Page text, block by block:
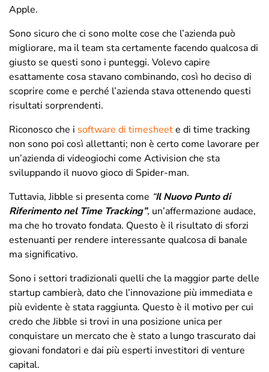
Apple.
Sono sicuro che ci sono molte cose che l’azienda può
migliorare, ma il team sta certamente facendo qualcosa di
giusto se questi sono i punteggi. Volevo capire
esattamente cosa stavano combinando, così ho deciso di
scoprire come e perché l’azienda stava ottenendo questi
risultati sorprendenti.
Riconosco che i software di timesheete di time tracking
non sono poi così allettanti; non è certo come lavorare per
un’azienda di videogiochi come Activision che sta
sviluppando il nuovo gioco di Spider-man.
Tuttavia, Jibble si presenta come “Il Nuovo Punto di
Riferimento nel Time Tracking”, un’affermazione audace,
ma che ho trovato fondata. Questo è il risultato di sforzi
estenuanti per rendere interessante qualcosa di banale
ma significativo.
Sono i settori tradizionali quelli che la maggior parte delle
startup cambierà, dato che l’innovazione più immediata e
più evidente è stata raggiunta. Questo è il motivo per cui
credo che Jibble si trovi in una posizione unica per
conquistare un mercato che è stato a lungo trascurato dai
giovani fondatori e dai più esperti investitori di venture
capital.